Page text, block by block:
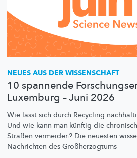
NEUES AUS DER WISSENSCHAFT
10 spannende
Luxemburg – Juni 2026
Wie lässt sich durch Recycling
Und wie kann man künftig die
Straßen vermeiden? Die neuesten
Nachrichten des Großherzogtums